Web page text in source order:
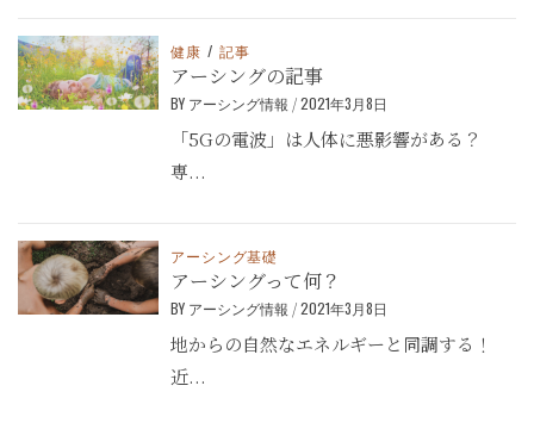
健康 / 記事
アーシングの記事
BY アーシング情報 /2021年3月8日
「5Gの電波」は人体に悪影響がある？
専...
アーシング基礎
アーシングって何？
BY アーシング情報 /2021年3月8日
地からの自然なエネルギーと同調する！
近...